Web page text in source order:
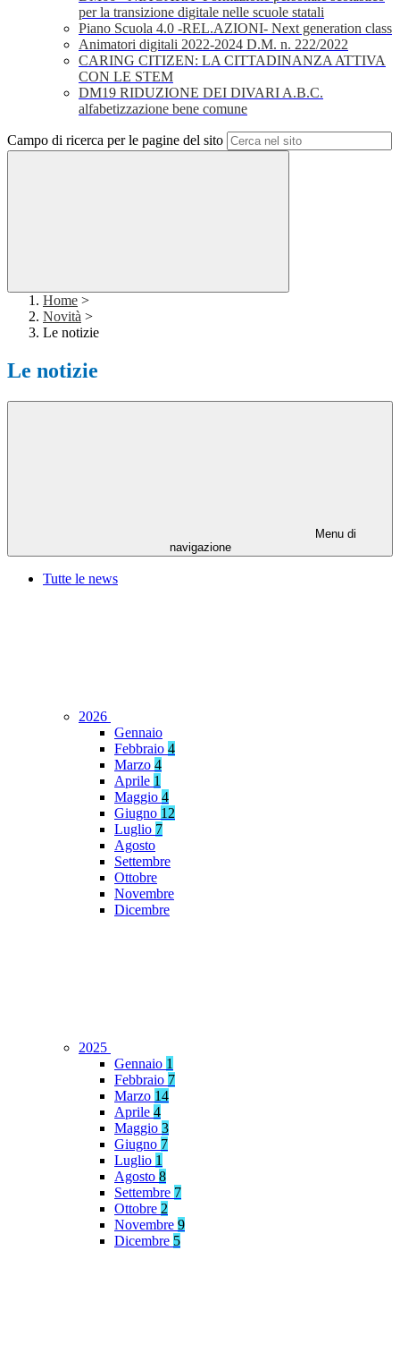
per la transizione digitale nelle scuole statali
Piano Scuola 4.0 -REL.AZIONI- Next generation class
Animatori digitali 2022-2024 D.M. n. 222/2022
CARING CITIZEN: LA CITTADINANZA ATTIVA
CON LE STEM
DM19 RIDUZIONE DEI DIVARI A.B.C.
alfabetizzazione bene comune
Campo di ricerca per le pagine del sito
Home >
Novità >
Le notizie
Le notizie
Menu di
navigazione
Tutte le news
2026
Gennaio
Febbraio 4
Marzo 4
Aprile 1
Maggio 4
Giugno 12
Luglio 7
Agosto
Settembre
Ottobre
Novembre
Dicembre
2025
Gennaio 1
Febbraio 7
Marzo 14
Aprile 4
Maggio 3
Giugno 7
Luglio 1
Agosto 8
Settembre 7
Ottobre 2
Novembre 9
Dicembre 5